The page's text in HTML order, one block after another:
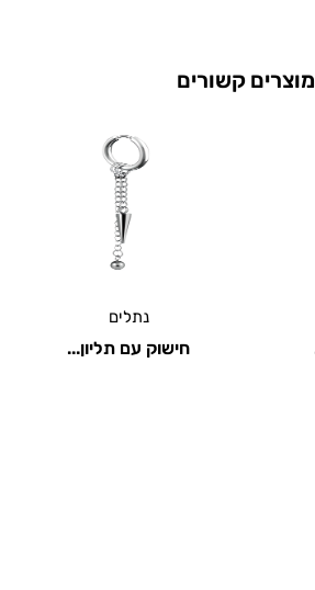
מוצרים קשורים
נתלים
חישוק עם תליון...